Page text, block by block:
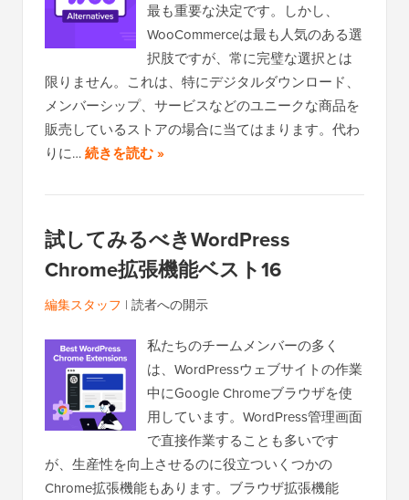
最も重要な決定です。しかし、
WooCommerceは最も人気のある選
択肢ですが、常に完璧な選択とは
限りません。これは、特にデジタルダウンロード、
メンバーシップ、サービスなどのユニークな商品を
販売しているストアの場合に当てはまります。代わ
りに…続きを読む »
試してみるべきWordPress
Chrome拡張機能ベスト16
編集スタッフ | 読者への開示
私たちのチームメンバーの多く
は、WordPressウェブサイトの作業
中にGoogle Chromeブラウザを使
用しています。WordPress管理画面
で直接作業することも多いです
が、生産性を向上させるのに役立ついくつかの
Chrome拡張機能もあります。ブラウザ拡張機能